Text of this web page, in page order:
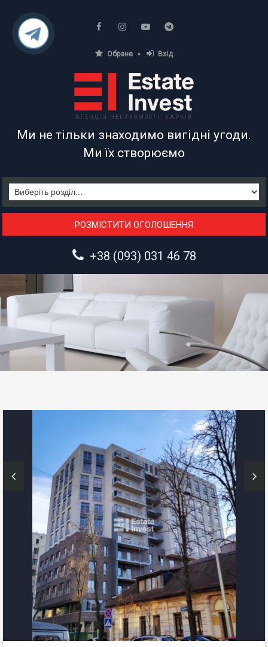
Обране Вхід
АГЕНЦІЯ НЕРУХОМОСТІ. ХАРКІВ
Ми не тільки знаходимо вигідні угоди.
Ми їх створюємо
РОЗМІСТИТИ ОГОЛОШЕННЯ
+38 (093) 031 46 78